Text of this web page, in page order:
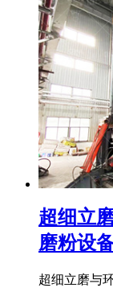
超细立
磨粉设
超细立磨与